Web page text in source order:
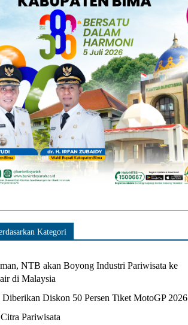
Kategori
NTB akan Boyong Industri Pariwisata ke
di Malaysia
Diskon 50 Persen Tiket MotoGP 2026
Pariwisata